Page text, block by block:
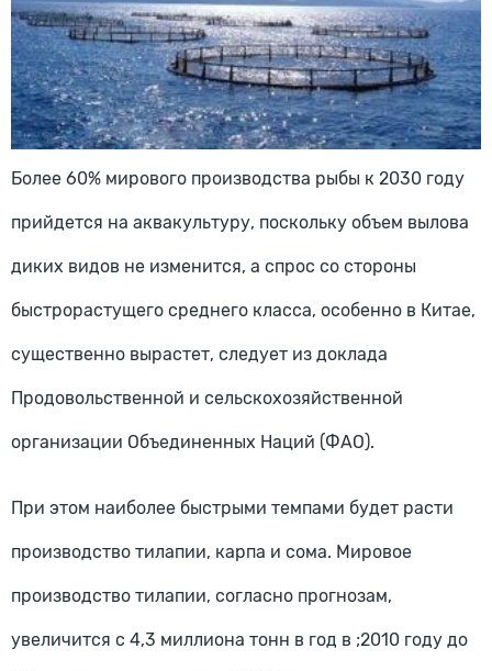
Более 60% мирового производства рыбы к 2030 году
прийдется на аквакультуру, поскольку объем вылова
диких видов не изменится, а спрос со стороны
быстрорастущего среднего класса, особенно в Китае,
существенно вырастет, следует из доклада
Продовольственной и сельскохозяйственной
организации Объединенных Наций (ФАО).
При этом наиболее быстрыми темпами будет расти
производство тилапии, карпа и сома. Мировое
производство тилапии, согласно прогнозам,
увеличится с 4,3 миллиона тонн в год в ;2010 году до